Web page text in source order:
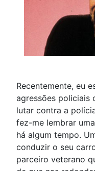
Recentemente, eu
agressões policiais
lutar contra a
fez-me lembrar
há algum tempo.
conduzir o seu
parceiro veterano